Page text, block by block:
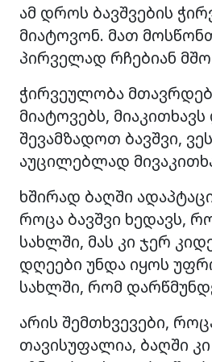
ამ დროს ბავშვების
მიატოვონ. მათ მოსწონთ
პირველად რჩებიან
ჭირვეულობა
მიატოვებს,
შევამზადოთ ბავშვი,
აუცილებლად
ხშირად ბაღში
როცა ბავშვი ხედავს,
სახლში, მას კი ჯერ
დღეები უნდა იყოს
სახლში, რომ
არის შემთხვევები,
თავისუფალია, ბაღში